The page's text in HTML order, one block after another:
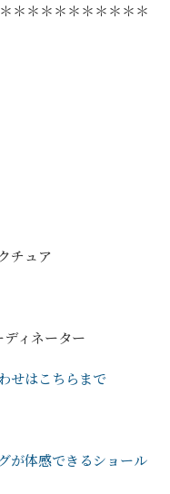
＊＊＊＊＊＊＊＊＊＊
チュア
ィネーター
せはこちらまで
が体感できるショール